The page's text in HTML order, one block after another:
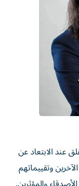
عند الابتعاد عن
وتقييماتهم